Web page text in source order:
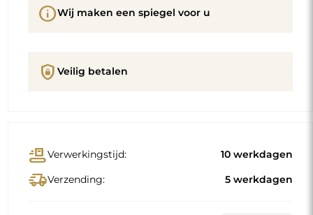
infoWij maken een spiegel voor u
shield_lock Veilig betalen
conveyor_beltVerwerkingstijd: 10 werkdagen
delivery_truck_speedVerzending: 5 werkdagen